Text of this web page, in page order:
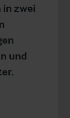
zwei
und